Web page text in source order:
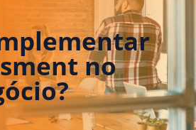
no